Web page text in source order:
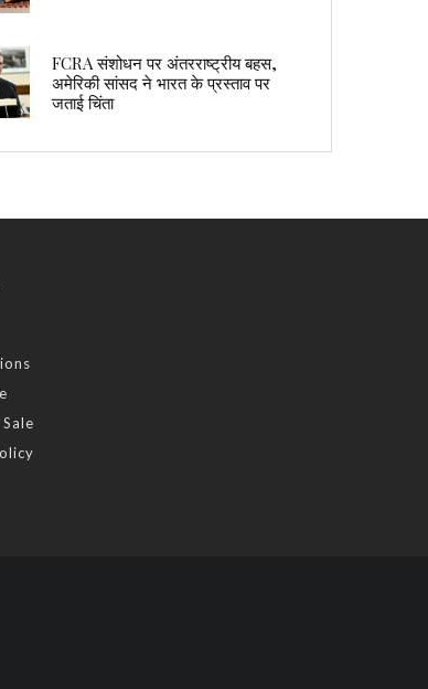
FCRA संशोधन पर अंतरराष्ट्रीय बहस,
अमेरिकी सांसद ने भारत के प्रस्ताव पर
जताई चिंता